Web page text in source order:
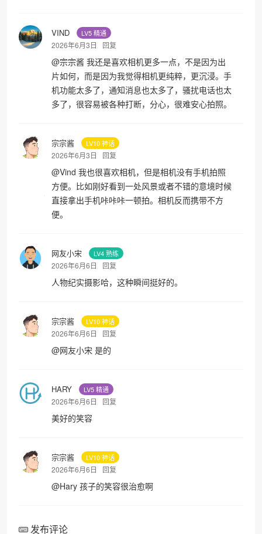
VIND LV5 精通
2026年6月3日 回复
@宗宗酱 我还是喜欢相机更多一点，不是因为出
片如何，而是因为我觉得相机更纯粹，更沉浸。手
机功能太多了，通知消息也太多了，骚扰电话也太
多了，很容易被各种打断，分心，很难安心拍照。
宗宗酱 LV10 神话
2026年6月3日 回复
@Vind 我也很喜欢相机，但是相机没有手机拍照
方便。比如刚好看到一处风景或者不错的意境时候
直接拿出手机咔咔咔一顿拍。相机反而携带不方
便。
网友小宋 LV4 熟练
2026年6月6日 回复
人物纪实摄影哈，这种瞬间挺好的。
宗宗酱 LV10 神话
2026年6月6日 回复
@网友小宋 是的
HARY LV5 精通
2026年6月6日 回复
美好的笑容
宗宗酱 LV10 神话
2026年6月6日 回复
@Hary 孩子的笑容很治愈啊
发布评论